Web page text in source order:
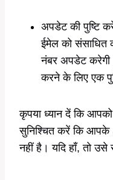
अपडेट की पुष्टि
ईमेल को
नंबर अपडेट
करने के लिए एक
कृपया ध्यान दें कि
सुनिश्चित करें कि आपके
नहीं है। यदि हाँ, तो